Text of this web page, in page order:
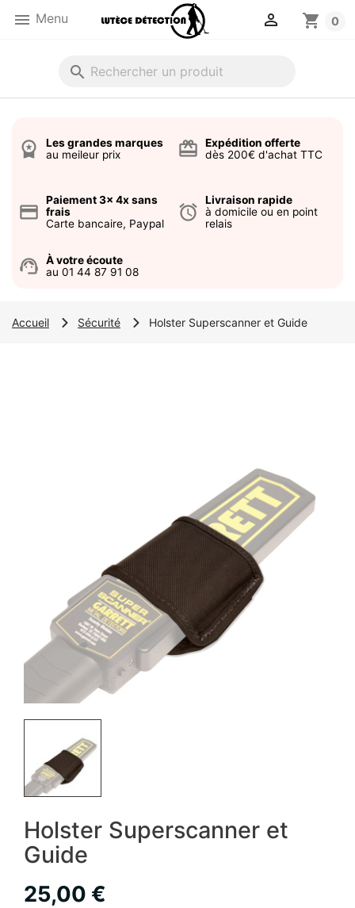
 Menu shopping_cart 0

search
workspace_premium
Les grandes marques
au meileur prix
card_giftcard
Expédition offerte
dès 200€ d'achat TTC
credit_card
Paiement 3x 4x sans
frais
Carte bancaire, Paypal
alarm
Livraison rapide
à domicile ou en point
relais
support_agent
À votre écoute
au 01 44 87 91 08
Accueil Sécurité Holster Superscanner et Guide
Holster Superscanner et
Guide
25,00 €